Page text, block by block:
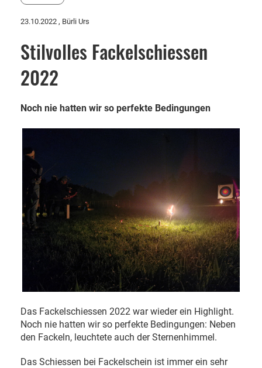
23.10.2022 , Bürli Urs
Stilvolles Fackelschiessen
2022
Noch nie hatten wir so perfekte Bedingungen
Das Fackelschiessen 2022 war wieder ein Highlight.
Noch nie hatten wir so perfekte Bedingungen: Neben
den Fackeln, leuchtete auch der Sternenhimmel.
Das Schiessen bei Fackelschein ist immer ein sehr